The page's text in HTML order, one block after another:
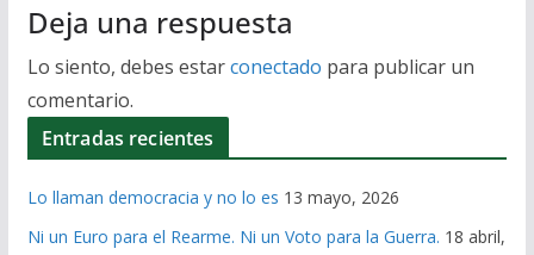
Deja una respuesta
Lo siento, debes estarconectado para publicar un
comentario.
Entradas recientes
Lo llaman democracia y no lo es 13 mayo, 2026
Ni un Euro para el Rearme. Ni un Voto para la Guerra. 18 abril,